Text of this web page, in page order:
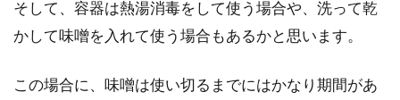
そして、容器は熱湯消毒をして使う場合や、洗って乾
かして味噌を入れて使う場合もあるかと思います。
この場合に、味噌は使い切るまでにはかなり期間があ